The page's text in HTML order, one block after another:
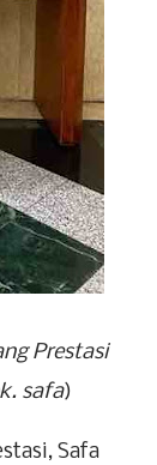
safa)
Safa